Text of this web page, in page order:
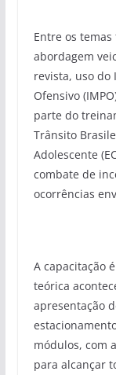
Entre os
abordagem
revista, uso do
Ofensivo
parte do
Trânsito
Adolescente
combate de
ocorrências
A capacitação
teórica
apresentação
módulos, com
para alcançar